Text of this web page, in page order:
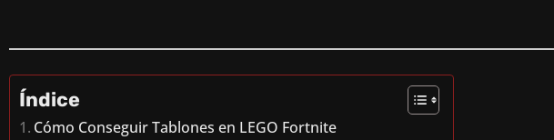
Índice
Cómo Conseguir Tablones en LEGO Fortnite